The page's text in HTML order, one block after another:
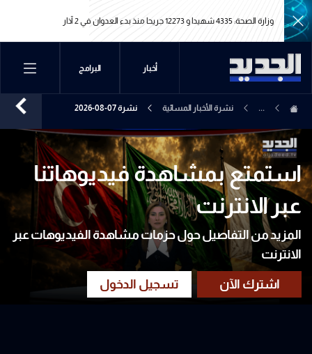
وزارة الصحة: 4335 شهيدا و 12273 جريحا منذ بدء العدوان في 2 آذار
وزارة الصحة: 4335 شهيدا و 12273 جريحا منذ بدء العدوان في 2 آذار
أخبار البرامج
... نشرة الأخبار المسائية نشرة 07-08-2026
استمتع بمشاهدة فيديوهاتنا
عبر الانترنت
المزيد من التفاصيل حول حزمات مشاهدة الفيديوهات عبر
الانترنت